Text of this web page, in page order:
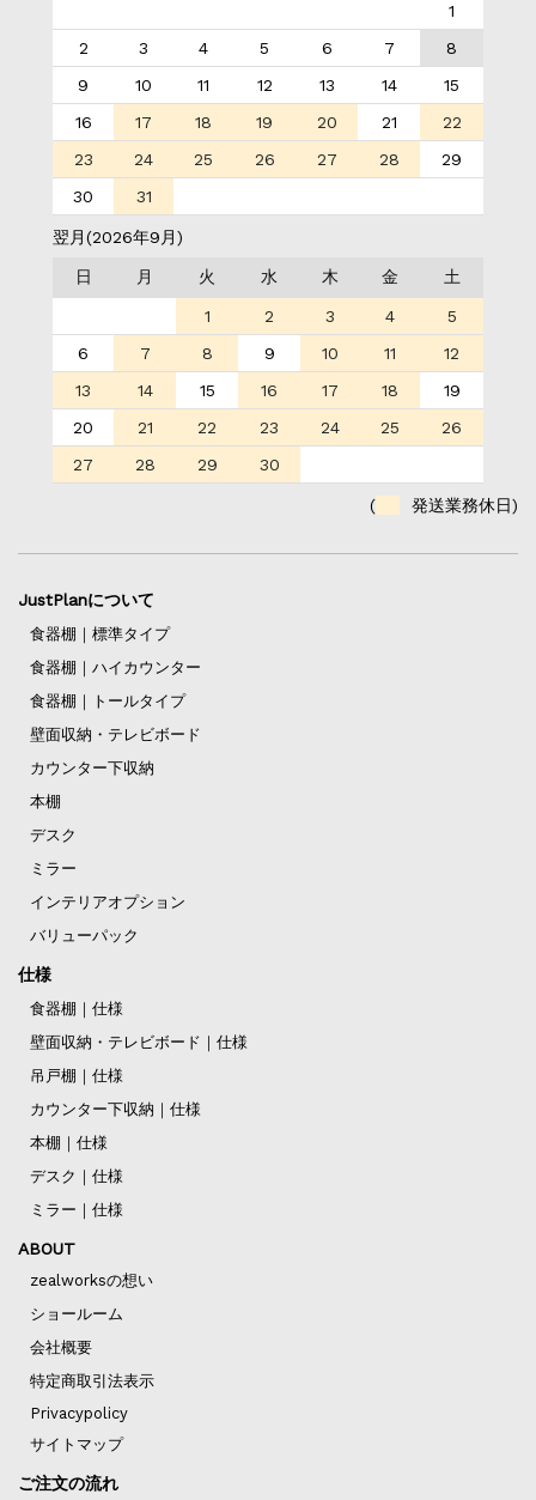
1
2
3 4 5 6 7
8
9
10 11 12 13 14
15
16
17 18 19 20 21
22
23
24 25 26 27 28
29
30
31
翌月(2026年9月)
日 月 火 水 木 金 土
1 2 3 4
5
6
7 8 9 10 11
12
13
14 15 16 17 18
19
20
21 22 23 24 25
26
27
28 29 30
( 発送業務休日)
JustPlanについて
食器棚｜標準タイプ
食器棚｜ハイカウンター
食器棚｜トールタイプ
壁面収納・テレビボード
カウンター下収納
本棚
デスク
ミラー
インテリアオプション
バリューパック
仕様
食器棚｜仕様
壁面収納・テレビボード｜仕様
吊戸棚｜仕様
カウンター下収納｜仕様
本棚｜仕様
デスク｜仕様
ミラー｜仕様
ABOUT
zealworksの想い
ショールーム
会社概要
特定商取引法表示
Privacypolicy
サイトマップ
ご注文の流れ